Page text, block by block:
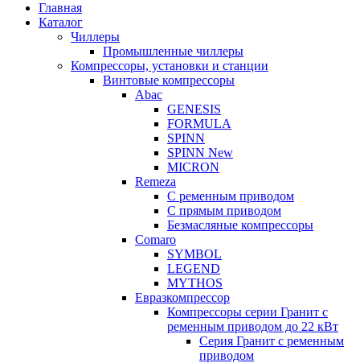
Главная
Каталог
Чиллеры
Промышленные чиллеры
Компрессоры, установки и станции
Винтовые компрессоры
Abac
GENESIS
FORMULA
SPINN
SPINN New
MICRON
Remeza
С ременным приводом
С прямым приводом
Безмасляные компрессоры
Comaro
SYMBOL
LEGEND
MYTHOS
Евразкомпрессор
Компрессоры серии Гранит с
ременным приводом до 22 кВт
Серия Гранит с ременным
приводом